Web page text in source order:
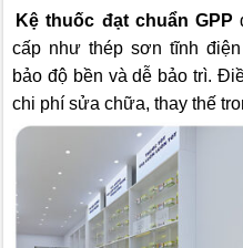
Kệ thuốc đạt chuẩn GPP
cấp như thép sơn tĩnh
bảo độ bền và dễ bảo trì.
chi phí sửa chữa, thay thế